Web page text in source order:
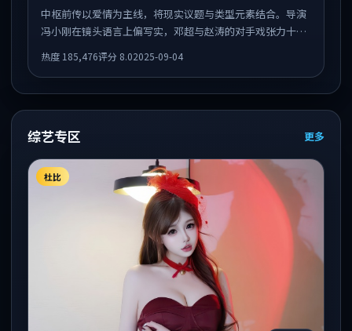
中枢前传以爱情为主线，将现实议题与类型元素结合。导演
冯小刚在镜头语言上偏写实，邓超与赵涛的对手戏张力十
热度 185,476评分 8.02025-09-04
综艺专区 更多
杜比